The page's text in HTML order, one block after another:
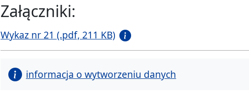
Załączniki:
Wykaz nr 21 (.pdf, 211 KB)
informacja o wytworzeniu danych